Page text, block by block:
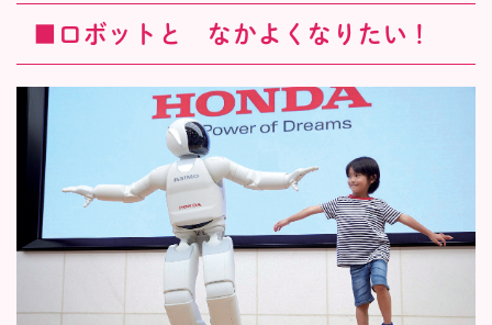
■ロボットと なかよくなりたい！